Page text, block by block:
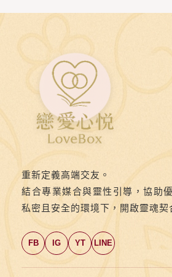
重新定義高端交友。
結合專業媒合與靈性引導，協助
私密且安全的環境下，開啟靈魂契
FB IG YT LINE